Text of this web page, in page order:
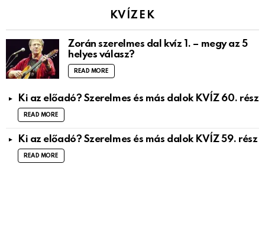
KVÍZEK
Zorán szerelmes dal kvíz 1. – megy az 5
helyes válasz?
READ MORE
Ki az előadó? Szerelmes és más dalok KVÍZ 60. rész
READ MORE
Ki az előadó? Szerelmes és más dalok KVÍZ 59. rész
READ MORE